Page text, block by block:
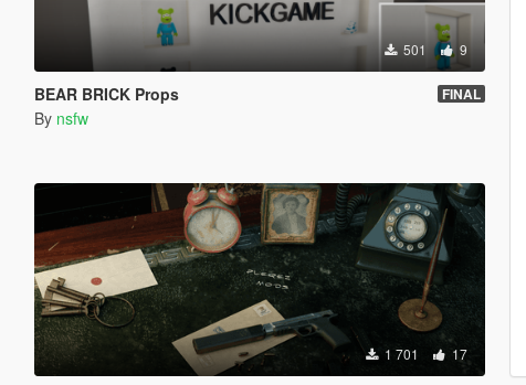
501 9
BEAR BRICK Props FINAL
By nsfw
1 701 17